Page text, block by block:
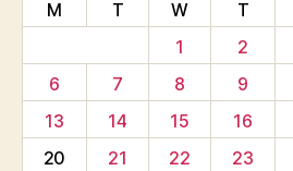
M
T W T
1
2
6
7 8 9
13
14 15 16
20
21 22 23